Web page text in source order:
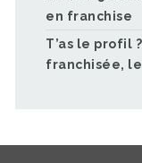
en franchise
T’as le profil
franchisée,